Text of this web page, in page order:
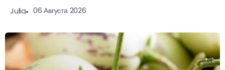
Julia 06 Августа 2026